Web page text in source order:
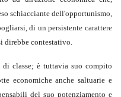
schiacciante dell'opportunismo,
di un persistente carattere
direbbe contestativo.
classe; è tuttavia suo compito
economiche anche saltuarie e
del suo potenziamento e